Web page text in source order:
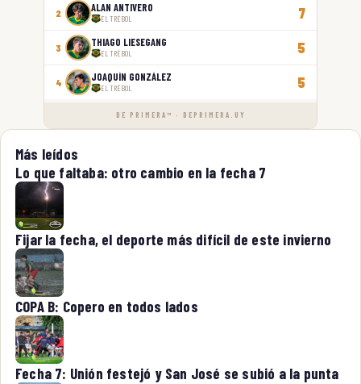
2 ALAN ANTIVERO
EL TRÉBOL 7
3 THIAGO LIESEGANG
EL TRÉBOL 5
4 JOAQUÍN GONZÁLEZ
EL TRÉBOL 5
DE PRIMERA™ · DEPRIMERA.UY
Más leídos
Lo que faltaba: otro cambio en la fecha 7
Fijar la fecha, el deporte más difícil de este invierno
COPA B: Copero en todos lados
Fecha 7: Unión festejó y San José se subió a la punta